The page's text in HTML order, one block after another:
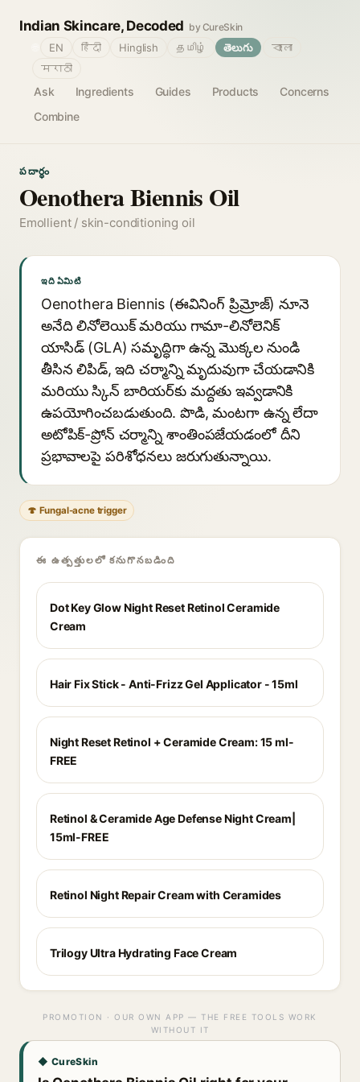
Indian Skincare, Decoded by CureSkin
Ask Ingredients Guides Products
Concerns
Combine
EN हिंदी Hinglish தமிழ் తెలుగు
বাংলা
मराठी
పదార్థం
Oenothera Biennis Oil
Emollient / skin-conditioning oil
ఇది ఏమిటి
Oenothera Biennis (ఈవినింగ్ ప్రిమ్రోజ్) నూనె
అనేది లినోలెయిక్ మరియు గామా-లినోలెనిక్
యాసిడ్ (GLA) సమృద్ధిగా ఉన్న మొక్కల నుండి
తీసిన లిపిడ్, ఇది చర్మాన్ని మృదువుగా చేయడానికి
మరియు స్కిన్ బారియర్‌కు మద్దతు ఇవ్వడానికి
ఉపయోగించబడుతుంది. పొడి, మంటగా ఉన్న లేదా
అటోపిక్-ప్రోన్ చర్మాన్ని శాంతింపజేయడంలో దీని
ప్రభావాలపై పరిశోధనలు జరుగుతున్నాయి.
🍄 Fungal-acne trigger
ఈ ఉత్పత్తులలో కనుగొనబడింది
Dot Key Glow Night Reset Retinol Ceramide
Cream
Hair Fix Stick - Anti-Frizz Gel Applicator - 15ml
Night Reset Retinol + Ceramide Cream: 15 ml-
FREE
Retinol & Ceramide Age Defense Night Cream|
15ml-FREE
Retinol Night Repair Cream with Ceramides
Trilogy Ultra Hydrating Face Cream
PROMOTION · OUR OWN APP — THE FREE TOOLS WORK
WITHOUT IT
◆ CureSkin